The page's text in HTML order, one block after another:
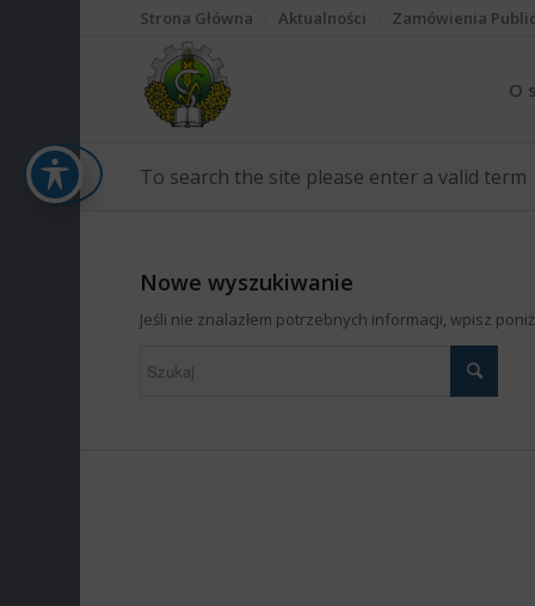
Strona Główna Aktualności Zamówienia
O
To search the site please enter a valid term
Nowe wyszukiwanie
Jeśli nie znalazłem potrzebnych informacji, wpisz